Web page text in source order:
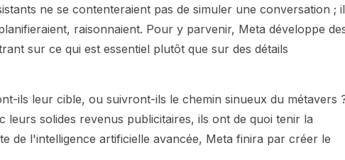
ne se contenteraient pas de simuler une conversation ;
raisonnaient. Pour y parvenir, Meta développe
sur ce qui est essentiel plutôt que sur des détails
ils leur cible, ou suivront-ils le chemin sinueux du métavers
solides revenus publicitaires, ils ont de quoi tenir la
de l'intelligence artificielle avancée, Meta finira par créer le